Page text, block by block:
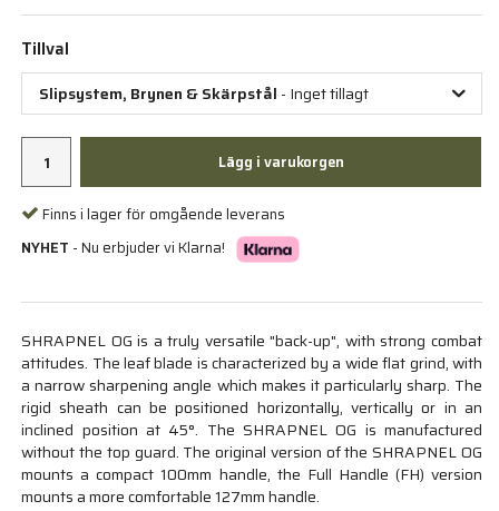
Tillval
Slipsystem, Brynen & Skärpstål - Inget tillagt
Lägg i varukorgen
Finns i lager för omgående leverans
NYHET - Nu erbjuder vi Klarna!
SHRAPNEL OG is a truly versatile "back-up", with strong combat
attitudes. The leaf blade is characterized by a wide flat grind, with
a narrow sharpening angle which makes it particularly sharp. The
rigid sheath can be positioned horizontally, vertically or in an
inclined position at 45°. The SHRAPNEL OG is manufactured
without the top guard. The original version of the SHRAPNEL OG
mounts a compact 100mm handle, the Full Handle (FH) version
mounts a more comfortable 127mm handle.